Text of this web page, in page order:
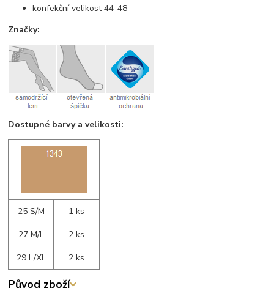
konfekční velikost 44-48
Značky:
Dostupné barvy a velikosti:
25 S/M
1 ks
27 M/L
2 ks
29 L/XL
2 ks
Původ zboží